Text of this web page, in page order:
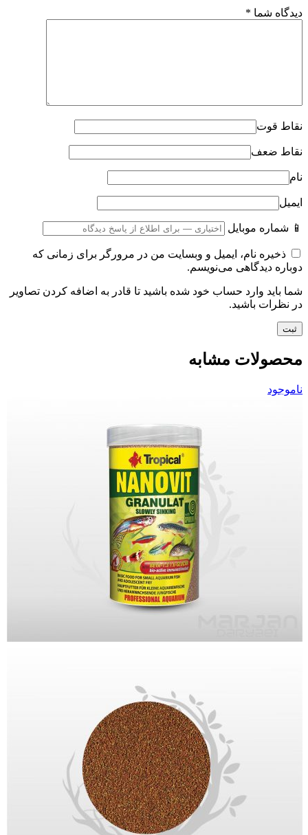
دیدگاه شما *
نقاط قوت
نقاط ضعف
نام
ایمیل
📱 شماره موبایل
ذخیره نام، ایمیل و وبسایت من در مرورگر برای زمانی که
دوباره دیدگاهی می‌نویسم.
شما باید وارد حساب خود شده باشید تا قادر به اضافه کردن تصاویر
در نظرات باشید.
محصولات مشابه
ناموجود